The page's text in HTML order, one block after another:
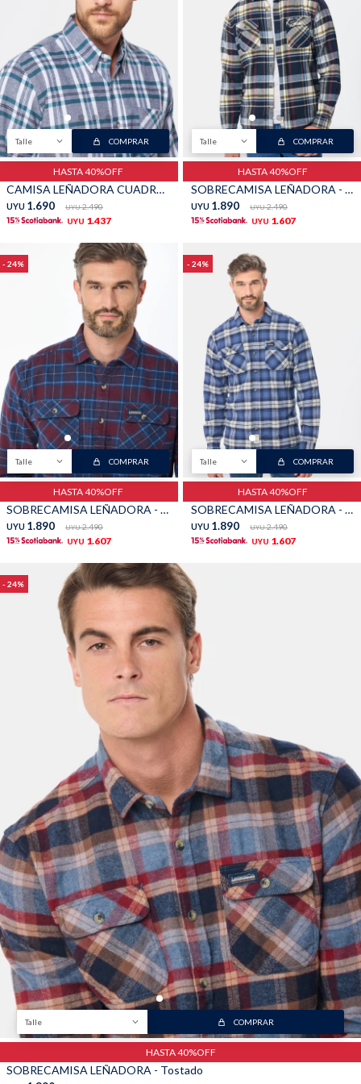
Talle COMPRAR
HASTA 40%OFF
CAMISA LEÑADORA CUADROS - Verde
UYU 1.690 UYU 2.490
UYU 1.437
Talle COMPRAR
HASTA 40%OFF
SOBRECAMISA LEÑADORA - Azul oscuro
UYU 1.890 UYU 2.490
UYU 1.607
24
Talle COMPRAR
HASTA 40%OFF
SOBRECAMISA LEÑADORA - Bordo
UYU 1.890 UYU 2.490
UYU 1.607
24
Talle COMPRAR
HASTA 40%OFF
SOBRECAMISA LEÑADORA - Gris
UYU 1.890 UYU 2.490
UYU 1.607
24
Talle COMPRAR
HASTA 40%OFF
SOBRECAMISA LEÑADORA - Tostado
Shorts Trajes
Sacos Calzado
Bolsos y valijas Accesorios
TALLES GRANDES Uniformes empresariales
Quiero ser parte Canjear mis puntos
Juntá puntos Friends
Cómo comprar
Envíos, cambios y devoluciones
Trabaja con nosotros